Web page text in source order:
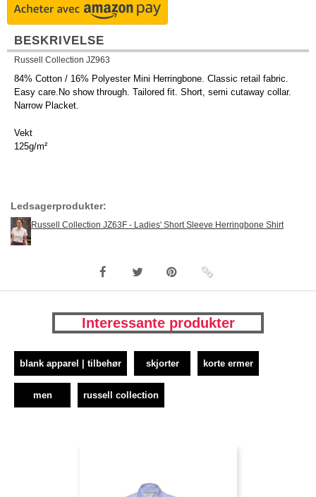
BESKRIVELSE
Russell Collection JZ963
84% Cotton / 16% Polyester Mini Herringbone. Classic retail fabric.
Easy care.No show through. Tailored fit. Short, semi cutaway collar.
Narrow Placket.
Vekt
125g/m²
Ledsagerprodukter:
Russell Collection JZ63F - Ladies' Short Sleeve Herringbone Shirt
Interessante produkter
blank apparel | tilbehør skjorter korte ermer
men russell collection